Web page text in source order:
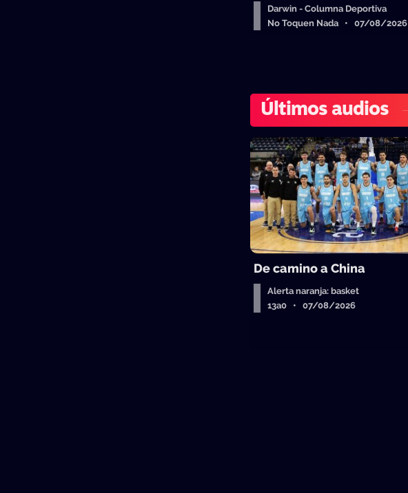
Darwin - Columna Deportiva
No Toquen Nada • 07/08/2026
Últimos audios
De camino a China
Alerta naranja: basket
13a0 • 07/08/2026